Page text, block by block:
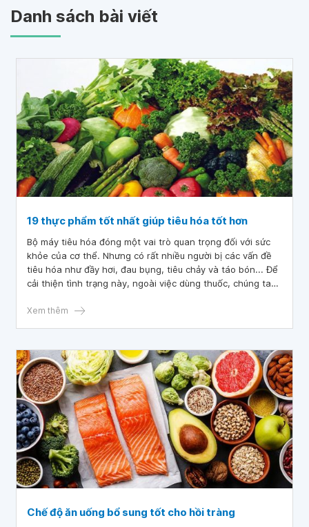
Danh sách bài viết
19 thực phẩm tốt nhất giúp tiêu hóa tốt hơn
Bộ máy tiêu hóa đóng một vai trò quan trọng đối với sức
khỏe của cơ thể. Nhưng có rất nhiều người bị các vấn đề
tiêu hóa như đầy hơi, đau bụng, tiêu chảy và táo bón... Để
cải thiện tình trạng này, ngoài việc dùng thuốc, chúng ta
thiện tiêu hóa làm tăng chức năng tiêu hóa trong cơ thể.
Xem thêm
Chế độ ăn uống bổ sung tốt cho hồi tràng